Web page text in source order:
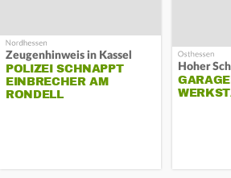
Zeugenhinweis in Kassel
POLIZEI SCHNAPPT
EINBRECHER AM
RONDELL
Hoher